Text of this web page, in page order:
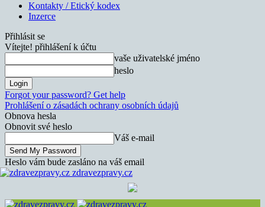
Kontakty / Etický kodex
Inzerce
Přihlásit se
Vítejte! přihlášení k účtu
vaše uživatelské jméno
heslo
Forgot your password? Get help
Prohlášení o zásadách ochrany osobních údajů
Obnova hesla
Obnovit své heslo
Váš e-mail
Heslo vám bude zasláno na váš email
zdravezpravy.cz